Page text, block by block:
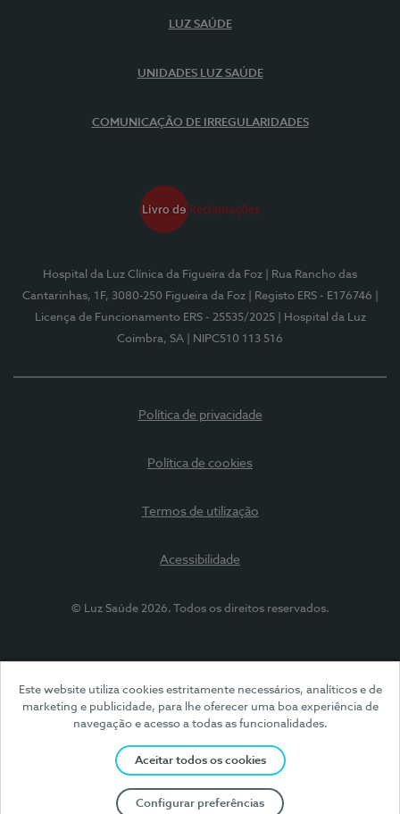
Este website utiliza cookies estritamente necessários, analíticos e de
marketing e publicidade, para lhe oferecer uma boa experiência de
navegação e acesso a todas as funcionalidades.
Aceitar todos os cookies
Configurar preferências
LUZ SAÚDE
UNIDADES LUZ SAÚDE
COMUNICAÇÃO DE IRREGULARIDADES
Hospital da Luz Clínica da Figueira da Foz
| Rua Rancho das
Cantarinhas, 1F, 3080-250 Figueira da Foz
| Registo ERS - E176746
Licença de Funcionamento ERS - 25535/2025
| Hospital da Luz
Coimbra, SA
| NIPC510 113 516
Política de privacidade
Política de cookies
Termos de utilização
Acessibilidade
© Luz Saúde 2026. Todos os direitos reservados.